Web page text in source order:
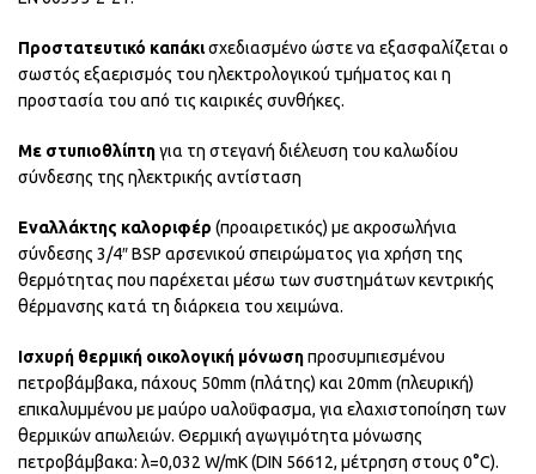
Προστατευτικό καπάκισχεδιασμένο ώστε να εξασφαλίζεται ο
σωστός εξαερισμός του ηλεκτρολογικού τμήματος και η
προστασία του από τις καιρικές συνθήκες.
Με στυπιοθλίπτηγια τη στεγανή διέλευση του καλωδίου
σύνδεσης της ηλεκτρικής αντίσταση
Εναλλάκτης καλοριφέρ (προαιρετικός) με ακροσωλήνια
σύνδεσης 3/4″ BSP αρσενικού σπειρώματος για χρήση της
θερμότητας που παρέχεται μέσω των συστημάτων κεντρικής
θέρμανσης κατά τη διάρκεια του χειμώνα.
Ισχυρή θερμική οικολογική μόνωσηπροσυμπιεσμένου
πετροβάμβακα, πάχους 50mm (πλάτης) και 20mm (πλευρική)
επικαλυμμένου με μαύρο υαλοΰφασμα, για ελαχιστοποίηση των
θερμικών απωλειών. Θερμική αγωγιμότητα μόνωσης
πετροβάμβακα: λ=0,032 W/mK (DIN 56612, μέτρηση στους 0°C).